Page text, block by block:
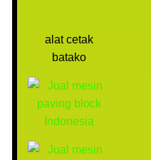
alat cetak
batako